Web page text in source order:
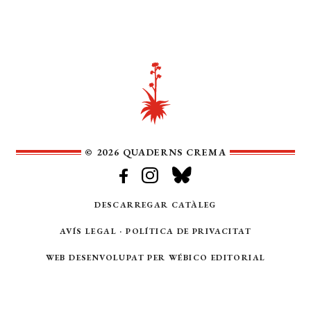
© 2026 QUADERNS CREMA
DESCARREGAR CATÀLEG
AVÍS LEGAL ·POLÍTICA DE PRIVACITAT
WEB DESENVOLUPAT PER WÉBICO EDITORIAL